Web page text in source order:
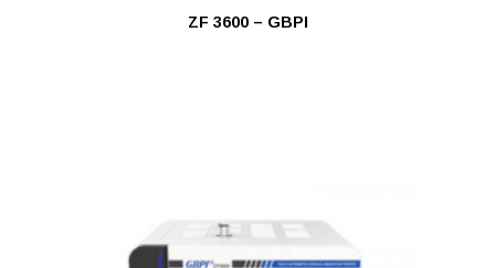
ZF 3600 – GBPI